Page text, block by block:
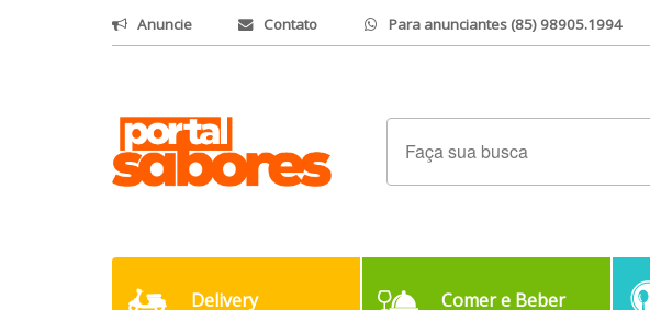
Anuncie Contato Para anunciantes (85) 98905.1994
Delivery Comer e Beber